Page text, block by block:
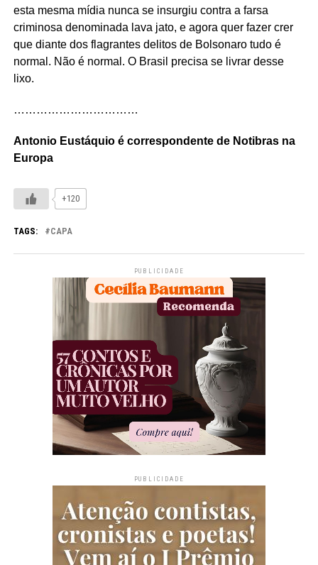
esta mesma mídia nunca se insurgiu contra a farsa
criminosa denominada lava jato, e agora quer fazer crer
que diante dos flagrantes delitos de Bolsonaro tudo é
normal. Não é normal. O Brasil precisa se livrar desse
lixo.
……………………………
Antonio Eustáquio é correspondente de Notibras na
Europa
+120
TAGS: CAPA
PUBLICIDADE
PUBLICIDADE